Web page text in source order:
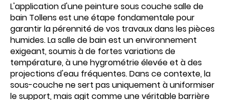
L'application d'une peinture sous couche salle de
bain Tollens est une étape fondamentale pour
garantir la pérennité de vos travaux dans les pièces
humides. La salle de bain est un environnement
exigeant, soumis à de fortes variations de
température, à une hygrométrie élevée et à des
projections d'eau fréquentes. Dans ce contexte, la
sous-couche ne sert pas uniquement à uniformiser
le support, mais agit comme une véritable barrière